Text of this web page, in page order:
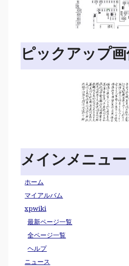
ピックアップ
メインメニュー
ホーム
マイアルバム
xpwiki
最新ページ一覧
全ページ一覧
ヘルプ
ニュース